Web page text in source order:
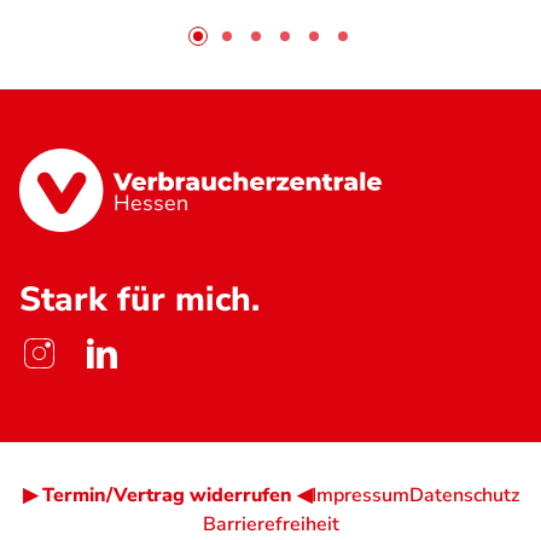
Hessen
Stark für mich.
▶ Termin/Vertrag widerrufen ◀ImpressumDatenschutz
Barrierefreiheit